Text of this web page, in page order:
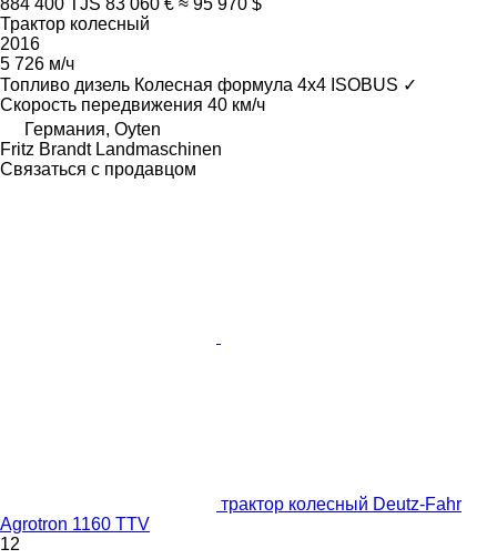
Трактор колесный
2016
5 726 м/ч
Топливо дизель Колесная формула 4x4 ISOBUS ✓
Скорость передвижения 40 км/ч
Германия, Oyten
Fritz Brandt Landmaschinen
Связаться с продавцом
трактор колесный Deutz-Fahr
Agrotron 1160 TTV
12